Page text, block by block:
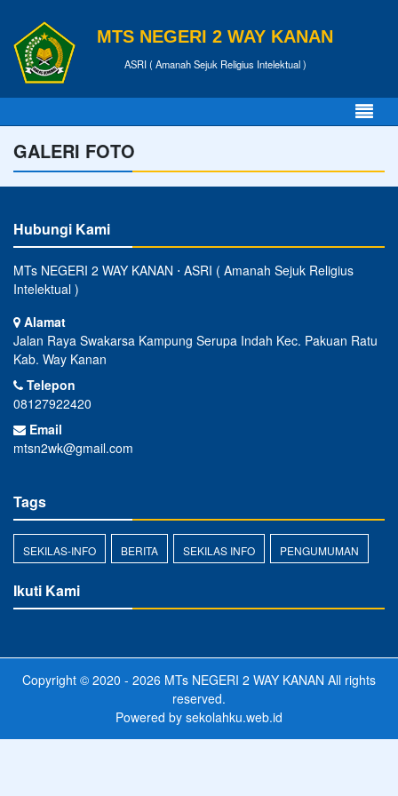
MTS NEGERI 2 WAY KANAN
ASRI ( Amanah Sejuk Religius Intelektual )
GALERI FOTO
Hubungi Kami
MTs NEGERI 2 WAY KANAN ⋅ ASRI ( Amanah Sejuk Religius
Intelektual )
Alamat
Jalan Raya Swakarsa Kampung Serupa Indah Kec. Pakuan Ratu
Kab. Way Kanan
Telepon
08127922420
Email
mtsn2wk@gmail.com
Tags
SEKILAS-INFO BERITA SEKILAS INFO PENGUMUMAN
Ikuti Kami
Copyright © 2020 - 2026 MTs NEGERI 2 WAY KANAN All rights
reserved.
Powered by sekolahku.web.id